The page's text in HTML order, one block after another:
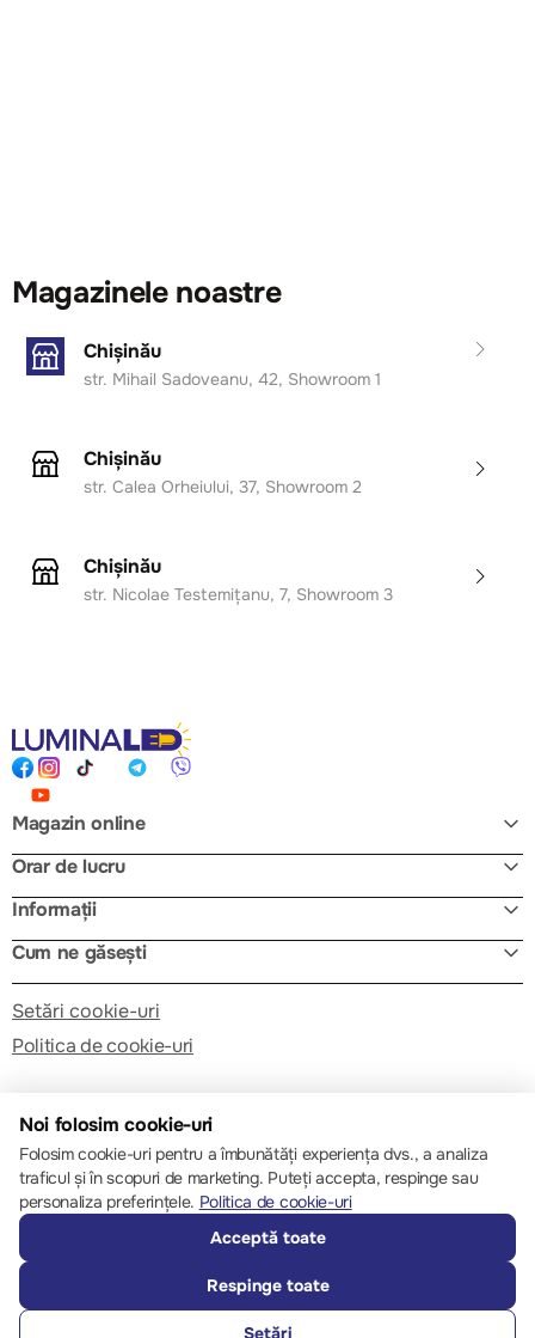
Magazinele noastre
Chișinău
str. Mihail Sadoveanu, 42, Showroom 1
Chișinău
str. Calea Orheiului, 37, Showroom 2
Chișinău
str. Nicolae Testemițanu, 7, Showroom 3
Magazin online
Orar de lucru
Informații
Cum ne găsești
Setări cookie-uri
Politica de cookie-uri
© 2013 – 2026 ECOM
Noi folosim cookie-uri
Folosim cookie-uri pentru a îmbunătăți experiența dvs., a analiza
traficul și în scopuri de marketing. Puteți accepta, respinge sau
personaliza preferințele. Politica de cookie-uri
Acceptă toate
Respinge toate
Setări